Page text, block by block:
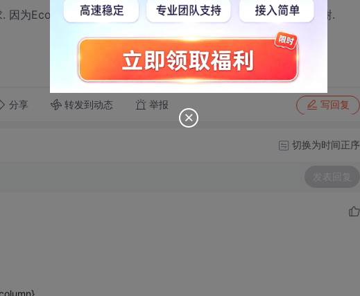
为Ecolumn每一行都是公式求出来的, 那么他们怎么求和呢?谢谢.
分享 转发到动态 举报 写回复
切换为时间正序
发表回复